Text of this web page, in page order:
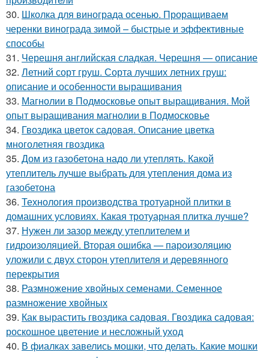
30. Школка для винограда осенью. Проращиваем
черенки винограда зимой – быстрые и эффективные
способы
31. Черешня английская сладкая. Черешня — описание
32. Летний сорт груш. Сорта лучших летних груш:
описание и особенности выращивания
33. Магнолии в Подмосковье опыт выращивания. Мой
опыт выращивания магнолии в Подмосковье
34. Гвоздика цветок садовая. Описание цветка
многолетняя гвоздика
35. Дом из газобетона надо ли утеплять. Какой
утеплитель лучше выбрать для утепления дома из
газобетона
36. Технология производства тротуарной плитки в
домашних условиях. Какая тротуарная плитка лучше?
37. Нужен ли зазор между утеплителем и
гидроизоляцией. Вторая ошибка — пароизоляцию
уложили с двух сторон утеплителя и деревянного
перекрытия
38. Размножение хвойных семенами. Семенное
размножение хвойных
39. Как вырастить гвоздика садовая. Гвоздика садовая:
роскошное цветение и несложный уход
40. В фиалках завелись мошки, что делать. Какие мошки